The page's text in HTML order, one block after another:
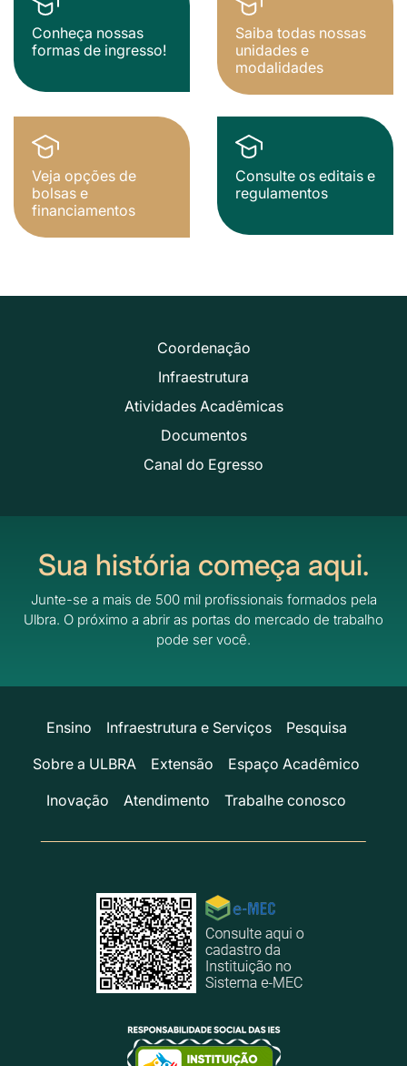
Conheça nossas
formas de ingresso!
Saiba todas nossas
unidades e
modalidades
Veja opções de
bolsas e
financiamentos
Consulte os editais e
regulamentos
Coordenação
Infraestrutura
Atividades Acadêmicas
Documentos
Canal do Egresso
Sua história começa aqui.
Junte-se a mais de 500 mil profissionais formados pela
Ulbra. O próximo a abrir as portas do mercado de trabalho
pode ser você.
Ensino Infraestrutura e Serviços
Pesquisa
Sobre a ULBRA
Extensão
Espaço Acadêmico
Inovação
Atendimento Trabalhe conosco